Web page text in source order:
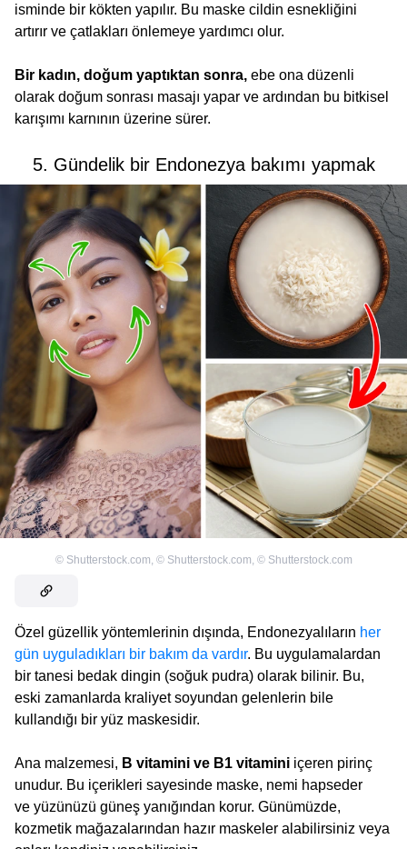
isminde bir kökten yapılır. Bu maske cildin esnekliğini
artırır ve çatlakları önlemeye yardımcı olur.
Bir kadın, doğum yaptıktan sonra, ebe ona düzenli
olarak doğum sonrası masajı yapar ve ardından bu bitkisel
karışımı karnının üzerine sürer.
5. Gündelik bir Endonezya bakımı yapmak
© Shutterstock.com © Shutterstock.com © Shutterstock.com
Özel güzellik yöntemlerinin dışında, Endonezyalıların her
gün uyguladıkları bir bakım da vardır. Bu uygulamalardan
bir tanesi bedak dingin (soğuk pudra) olarak bilinir. Bu,
eski zamanlarda kraliyet soyundan gelenlerin bile
kullandığı bir yüz maskesidir.
Ana malzemesi, B vitamini ve B1 vitamini içeren pirinç
unudur. Bu içerikleri sayesinde maske, nemi hapseder
ve yüzünüzü güneş yanığından korur. Günümüzde,
kozmetik mağazalarından hazır maskeler alabilirsiniz veya